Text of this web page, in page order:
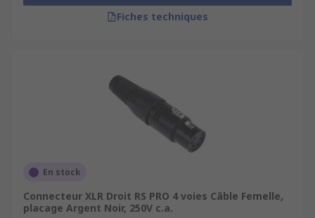
Fiches techniques
En stock
Connecteur XLR Droit RS PRO 4 voies Câble Femelle,
placage Argent Noir, 250V c.a.